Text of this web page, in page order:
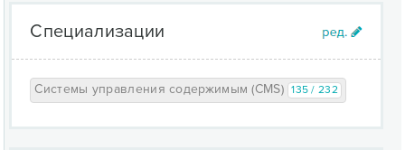
Специализации
Системы управления содержимым (CMS) 135 / 232